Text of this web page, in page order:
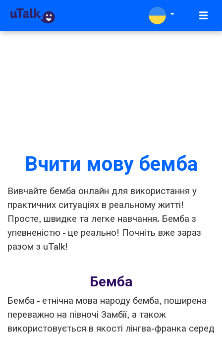
Вчити мову бемба
Вивчайте бемба онлайн для використання у
практичних ситуаціях в реальному житті!
Просте, швидке та легке навчання. Бемба з
упевненістю - це реально! Почніть вже зараз
разом з uTalk!
Бемба
Бемба - етнічна мова народу бемба, поширена
переважно на півночі Замбії, а також
використовується в якості лінгва-франка серед